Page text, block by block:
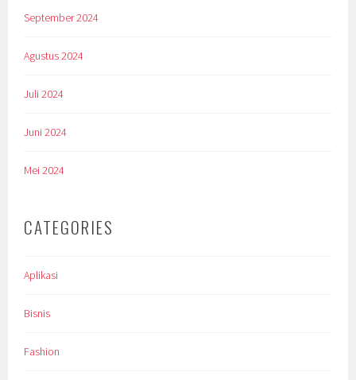
September 2024
Agustus 2024
Juli 2024
Juni 2024
Mei 2024
CATEGORIES
Aplikasi
Bisnis
Fashion